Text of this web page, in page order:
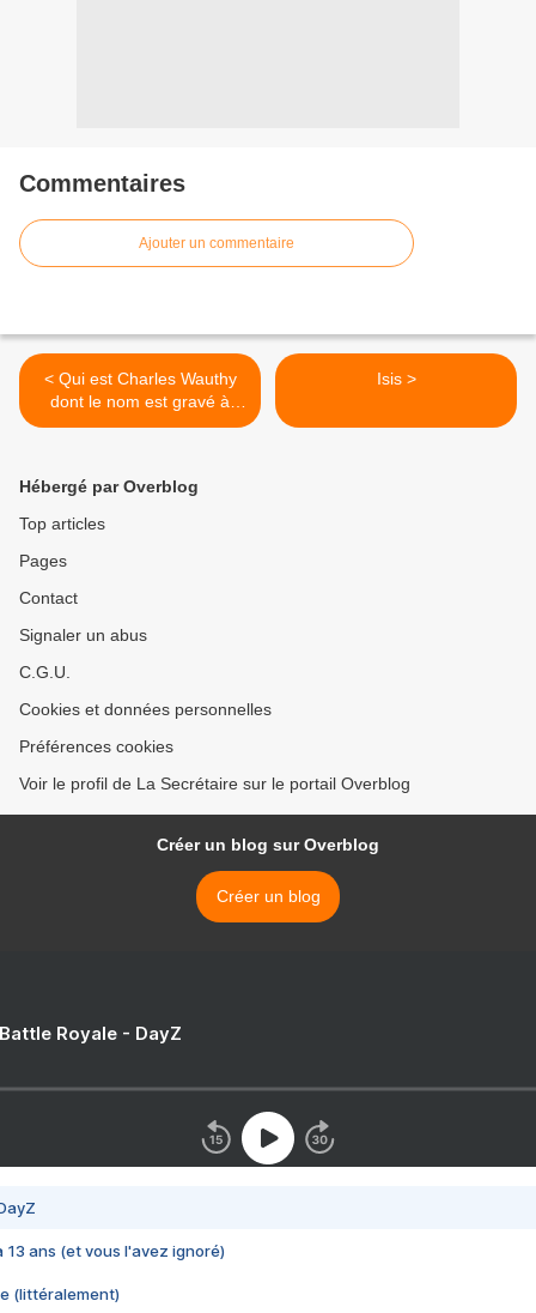
Commentaires
Ajouter un commentaire
< Qui est Charles Wauthy
dont le nom est gravé à
Essigny-le-Petit ?
Isis >
Hébergé par Overblog
Top articles
Pages
Contact
Signaler un abus
C.G.U.
Cookies et données personnelles
Préférences cookies
Voir le profil de La Secrétaire sur le portail Overblog
Créer un blog sur Overblog
Créer un blog
Royale - DayZ
13 ans (et vous l'avez ignoré)
(littéralement)